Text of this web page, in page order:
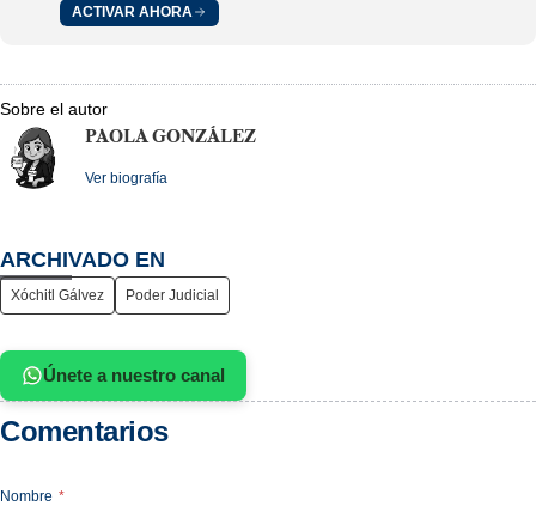
ACTIVAR AHORA
Sobre el autor
PAOLA GONZÁLEZ
Ver biografía
ARCHIVADO EN
Xóchitl Gálvez Poder Judicial
Únete a nuestro canal
Comentarios
Nombre *